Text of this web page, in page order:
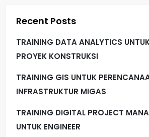
p
a
g
a
Recent Posts
TRAINING DATA ANALYTICS
PROYEK KONSTRUKSI
TRAINING GIS UNTUK
INFRASTRUKTUR MIGAS
TRAINING DIGITAL PROJECT
UNTUK ENGINEER